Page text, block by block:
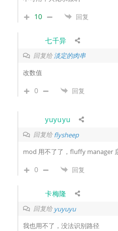
10 回复
七千异
回复给淡定的肉串
改数值
0 回复
yuyuyu
回复给flysheep
mod 用不了了，fluffy manager
0 回复
卡梅隆
回复给yuyuyu
我也用不了，没法识别路径